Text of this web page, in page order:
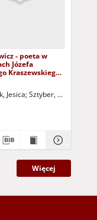
- poeta w
Józefa
Kraszewskiego
Jesica Sztyber, Radosław -
Więcej